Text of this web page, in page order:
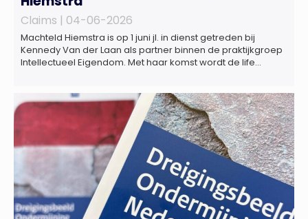
Claims | 04-06-2026
Machteld Hiemstra is op 1 juni jl. in dienst getreden bij
Kennedy Van der Laan als partner binnen de praktijkgroep
Intellectueel Eigendom. Met haar komst wordt de life
gespecialiseerd in nationale en internationale wet- en
regelgeving relevant voor de life sciences sector en de […]